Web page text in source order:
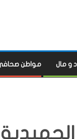
و مال مواطن